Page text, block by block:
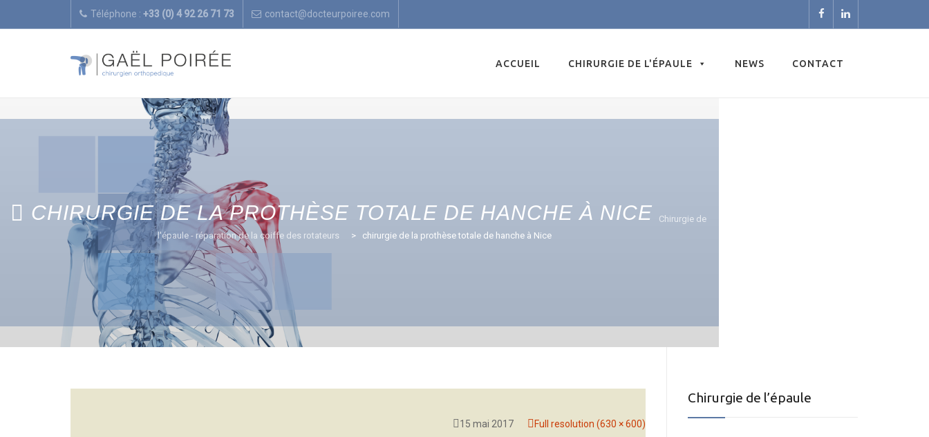
Téléphone : +33 (0) 4 92 26 71 73 contact@docteurpoiree.com
content
ACCUEIL CHIRURGIE DE L'ÉPAULE NEWS CONTACT
CHIRURGIE DE LA PROTHÈSE TOTALE DE HANCHE À NICE
Chirurgie de
l'épaule - réparation de la coiffe des rotateurs
> chirurgie de la prothèse totale de hanche à Nice
15 mai 2017 Full resolution (630 × 600)
Chirurgie de l’épaule